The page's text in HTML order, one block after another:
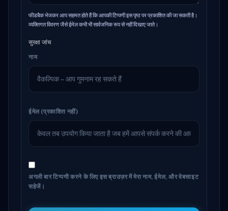
फीडबैक भेजकर आप सहमत होते हैं कि आपकी टिप्पणी इस पृष्ठ पर प्रकाशित की जा सकती है।
व्यक्तिगत विवरण जैसे ईमेल कभी भी सार्वजनिक रूप से नहीं दिखाए जाते।
सुरक्षा जांच
नाम
ईमेल (प्रकाशित नहीं)
अगली बार टिप्पणी करने के लिए इस ब्राउज़र में मेरा नाम, ईमेल, और वेबसाइट
सहेजें।